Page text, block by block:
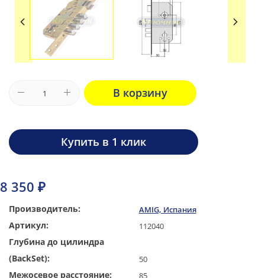
Производитель: AMIG, Испания
Артикул: 112040
Глубина до цилиндра
(BackSet):
50
Межосевое расстояние: 85
8 350 ₽
В корзину
Купить в 1 клик